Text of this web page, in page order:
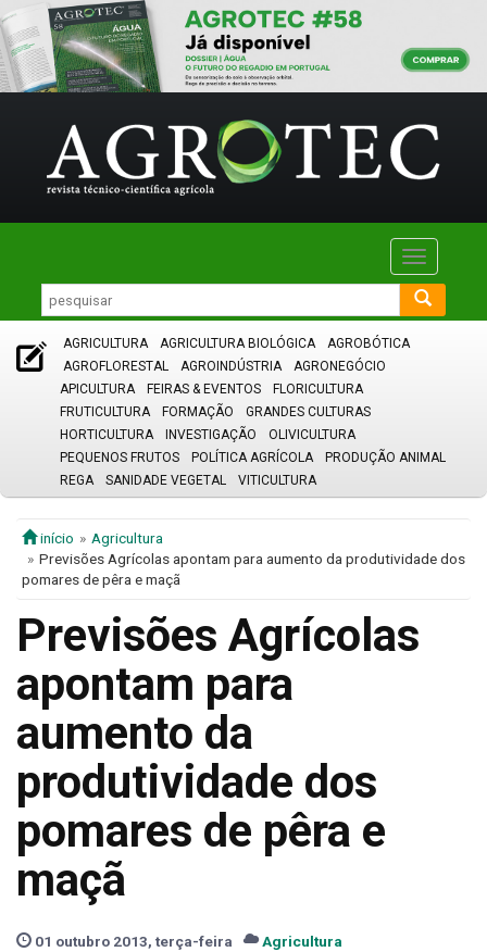
Toggle
AGRICULTURA AGRICULTURA BIOLÓGICA
AGROBÓTICA
AGROFLORESTAL
AGROINDÚSTRIA
AGRONEGÓCIO
APICULTURA
FEIRAS & EVENTOS
FLORICULTURA
FRUTICULTURA
FORMAÇÃO
GRANDES CULTURAS
HORTICULTURA
INVESTIGAÇÃO
OLIVICULTURA
PEQUENOS FRUTOS
POLÍTICA AGRÍCOLA
PRODUÇÃO ANIMAL
REGA
SANIDADE VEGETAL VITICULTURA
início
Agricultura
Previsões Agrícolas apontam para aumento da produtividade dos
pomares de pêra e maçã
Previsões Agrícolas
apontam para
aumento da
produtividade dos
pomares de pêra e
maçã
01 outubro 2013, terça-feira Agricultura